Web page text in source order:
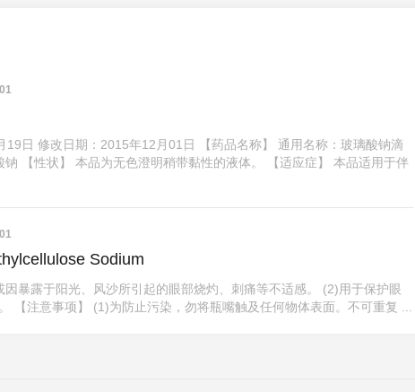
19日 修改日期：2015年12月01日 【药品名称】 通用名称：玻璃酸钠滴
【性状】 本品为无色澄明稍带黏性的液体。 【适应症】 本品适用于伴
Sodium
因暴露于阳光、风沙所引起的眼部烧灼、刺痛等不适感。 (2)用于保护眼
【注意事项】 (1)为防止污染，勿将瓶嘴触及任何物体表面。不可重复 ...